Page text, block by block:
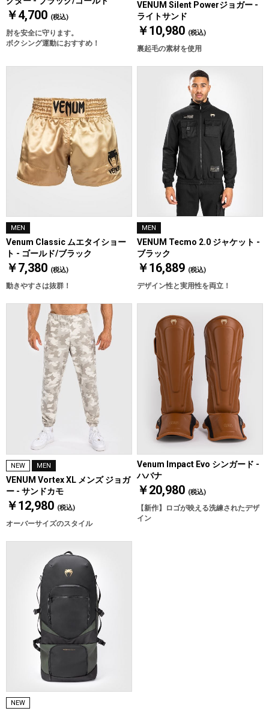
￥4,700 (税込)
肘を安全に守ります。
ボクシング運動におすすめ！
VENUM Silent Powerジョガー -
ライトサンド
￥10,980 (税込)
裏起毛の素材を使用
MEN
Venum Classic ムエタイショー
ト - ゴールド/ブラック
￥7,380 (税込)
動きやすさは抜群！
MEN
VENUM Tecmo 2.0 ジャケット -
ブラック
￥16,889 (税込)
デザイン性と実用性を両立！
NEW MEN
VENUM Vortex XL メンズ ジョガ
ー - サンドカモ
￥12,980 (税込)
オーバーサイズのスタイル
Venum Impact Evo シンガード -
ハバナ
￥20,980 (税込)
【新作】ロゴが映える洗練されたデザ
イン
NEW